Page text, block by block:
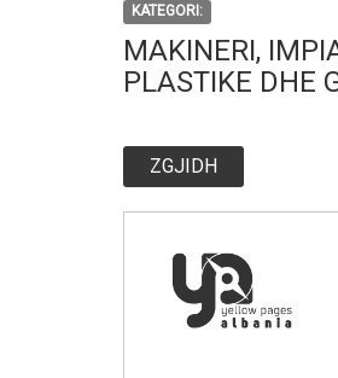
KATEGORI:
MAKINERI,
PLASTIKE DHE
ZGJIDH